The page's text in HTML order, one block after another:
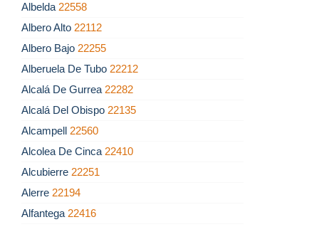
Albelda 22558
Albero Alto 22112
Albero Bajo 22255
Alberuela De Tubo 22212
Alcalá De Gurrea 22282
Alcalá Del Obispo 22135
Alcampell 22560
Alcolea De Cinca 22410
Alcubierre 22251
Alerre 22194
Alfantega 22416